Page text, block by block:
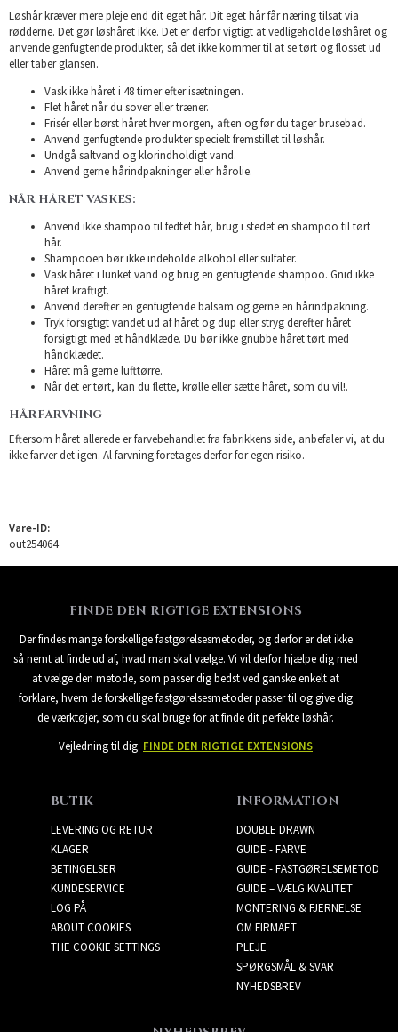
Løshår kræver mere pleje end dit eget hår. Dit eget hår får næring tilsat via
rødderne. Det gør løshåret ikke. Det er derfor vigtigt at vedligeholde løshåret og
anvende genfugtende produkter, så det ikke kommer til at se tørt og flosset ud
eller taber glansen.
Vask ikke håret i 48 timer efter isætningen.
Flet håret når du sover eller træner.
Frisér eller børst håret hver morgen, aften og før du tager brusebad.
Anvend genfugtende produkter specielt fremstillet til løshår.
Undgå saltvand og klorindholdigt vand.
Anvend gerne hårindpakninger eller hårolie.
NÅR HÅRET VASKES:
Anvend ikke shampoo til fedtet hår, brug i stedet en shampoo til tørt
hår.
Shampooen bør ikke indeholde alkohol eller sulfater.
Vask håret i lunket vand og brug en genfugtende shampoo. Gnid ikke
håret kraftigt.
Anvend derefter en genfugtende balsam og gerne en hårindpakning.
Tryk forsigtigt vandet ud af håret og dup eller stryg derefter håret
forsigtigt med et håndklæde. Du bør ikke gnubbe håret tørt med
håndklædet.
Håret må gerne lufttørre.
Når det er tørt, kan du flette, krølle eller sætte håret, som du vil!.
HÅRFARVNING
Eftersom håret allerede er farvebehandlet fra fabrikkens side, anbefaler vi, at du
ikke farver det igen. Al farvning foretages derfor for egen risiko.
Vare-ID:
out254064
FINDE DEN RIGTIGE EXTENSIONS
Der findes mange forskellige fastgørelsesmetoder, og derfor er det ikke
så nemt at finde ud af, hvad man skal vælge. Vi vil derfor hjælpe dig med
at vælge den metode, som passer dig bedst ved ganske enkelt at
forklare, hvem de forskellige fastgørelsesmetoder passer til og give dig
de værktøjer, som du skal bruge for at finde dit perfekte løshår.
Vejledning til dig: FINDE DEN RIGTIGE EXTENSIONS
BUTIK
LEVERING OG RETUR
KLAGER
BETINGELSER
KUNDESERVICE
LOG PÅ
ABOUT COOKIES
THE COOKIE SETTINGS
INFORMATION
DOUBLE DRAWN
GUIDE - FARVE
GUIDE - FASTGØRELSEMETOD
GUIDE – VÆLG KVALITET
MONTERING & FJERNELSE
OM FIRMAET
PLEJE
SPØRGSMÅL & SVAR
NYHEDSBREV